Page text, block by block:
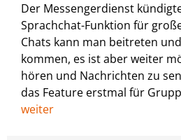
Der Messengerdienst
Sprachchat-Funktion für
Chats kann man beitreten
kommen, es ist aber weiter
hören und Nachrichten zu
das Feature erstmal für
weiter